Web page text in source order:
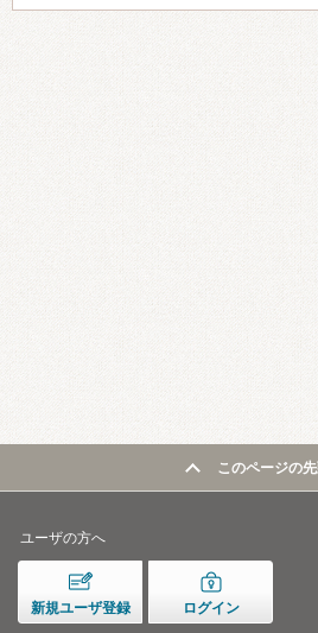
このページの
ユーザの方へ
新規ユーザ登録 ログイン